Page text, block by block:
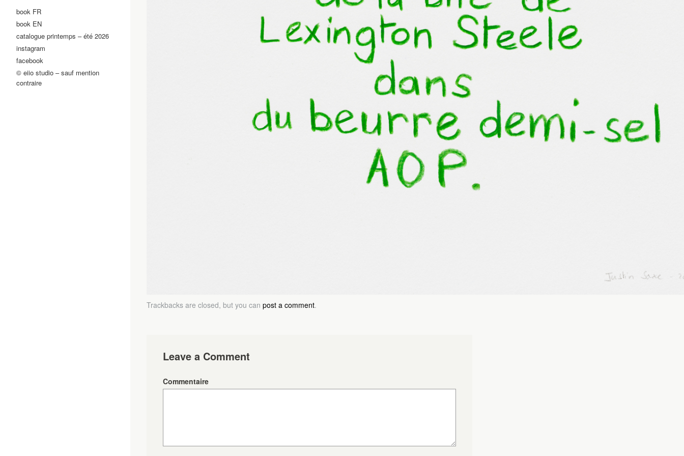
book FR
book EN
catalogue printemps – été 2026
instagram
facebook
© eiio studio – sauf mention
contraire
Trackbacks are closed, but you can post a comment.
Leave a Comment
Commentaire